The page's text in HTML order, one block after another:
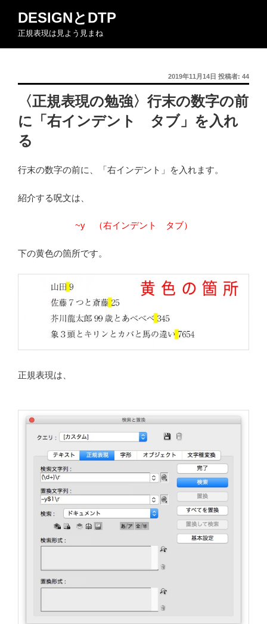
ン
DESIGNとDTP
正規表現は見よう見まね
投
稿
日:
2019年11月14日 投稿者: 44
〈正規表現の勉強〉行末の数字の前
に「右インデント タブ」を入れ
る
行末の数字の前に、「右インデント」を入れます。
紹介する呪文は、
~y （右インデント タブ）
下の黄色の箇所です。
正規表現は、